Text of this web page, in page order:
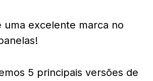
uma excelente marca no
5 principais versões de